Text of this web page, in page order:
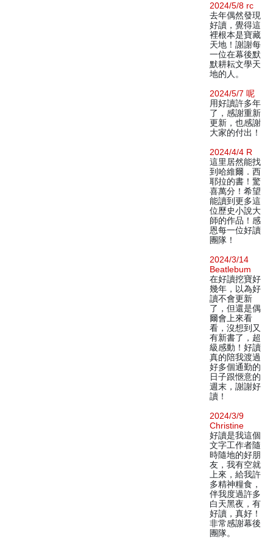
2024/5/8 rc
去年偶然發現
好讀，覺得這
裡根本是寶藏
天地！謝謝每
一位在幕後默
默耕耘文學天
地的人。
2024/5/7 呢
用好讀許多年
了，感謝重新
更新，也感謝
大家的付出！
2024/4/4 R
這里居然能找
到哈維爾．西
耶拉的書！驚
喜萬分！希望
能讀到更多這
位歷史小說大
師的作品！感
恩每一位好讀
團隊！
2024/3/14
Beatlebum
在好讀挖寶好
幾年，以為好
讀不會更新
了，但還是偶
爾會上來看
看，沒想到又
有新書了，超
級感動！好讀
真的陪我渡過
好多個通勤的
日子跟愜意的
週末，謝謝好
讀！
2024/3/9
Christine
好讀是我這個
文字工作者隨
時隨地的好朋
友，我有空就
上來，給我許
多精神糧食，
伴我度過許多
白天黑夜，有
好讀，真好！
非常感謝幕後
團隊。